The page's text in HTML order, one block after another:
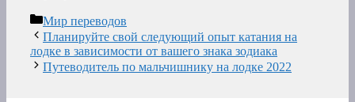
Рубрики
Мир переводов
Планируйте свой следующий опыт катания на
лодке в зависимости от вашего знака зодиака
Путеводитель по мальчишнику на лодке 2022